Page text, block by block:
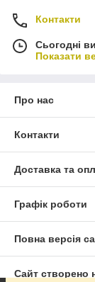
Контакти
Сьогодні
Показати
Про нас
Контакти
Доставка та
Графік роботи
Повна версія
Сайт створено